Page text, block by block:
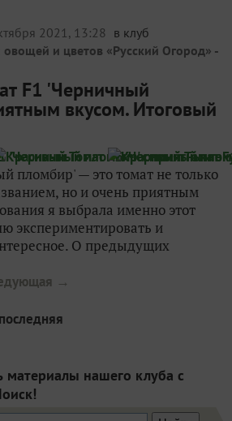
2021, 13:28 в клуб
овощей и цветов «Русский Огород» -
F1 'Черничный
вкусом. Итоговый
пломбир' — это томат не только
но и очень приятным
я выбрала именно этот
экспериментировать и
О предыдущих
→
последняя
материалы нашего клуба с